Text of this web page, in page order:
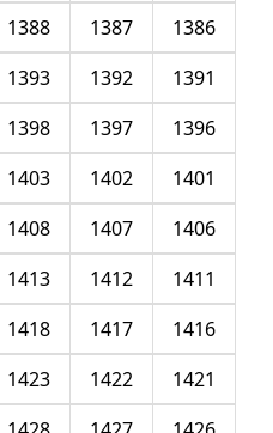
1386
1387
1388
1391
1392
1393
1396
1397
1398
1401
1402
1403
1406
1407
1408
1411
1412
1413
1416
1417
1418
1421
1422
1423